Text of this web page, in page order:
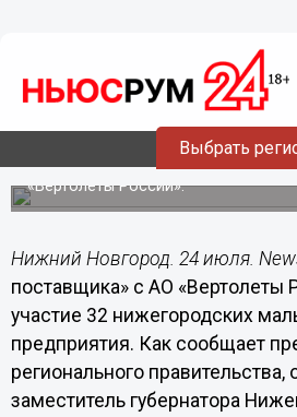
Выбрать
Нижегородским
помогут привлечь
32 нижегородских малых и средних
приняли участие в «Дне
«Вертолеты России».
Нижний Новгород. 24 июля.
поставщика» с АО «Вертолеты
участие 32 нижегородских
предприятия. Как сообщает
регионального правительства,
заместитель губернатора